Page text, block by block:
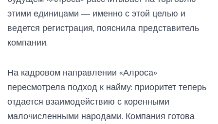
этими единицами — именно с этой целью и
ведется регистрация, пояснила представитель
компании.
На кадровом направлении «Алроса»
пересмотрела подход к найму: приоритет теперь
отдается взаимодействию с коренными
малочисленными народами. Компания готова